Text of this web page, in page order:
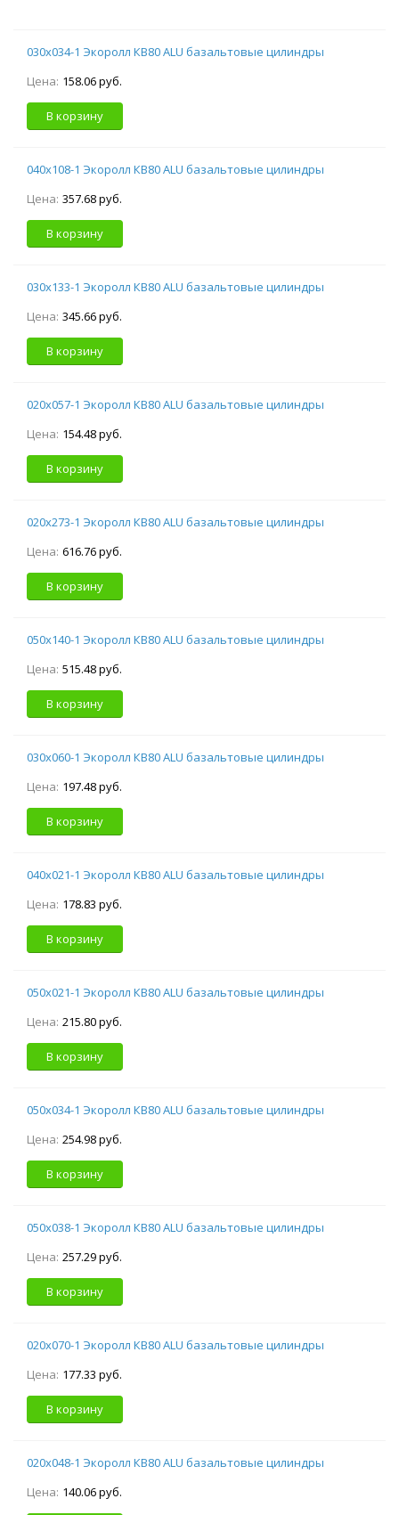
030х034-1 Экоролл КВ80 ALU базальтовые цилиндры
Цена: 158.06 руб.
В корзину
040х108-1 Экоролл КВ80 ALU базальтовые цилиндры
Цена: 357.68 руб.
В корзину
030х133-1 Экоролл КВ80 ALU базальтовые цилиндры
Цена: 345.66 руб.
В корзину
020х057-1 Экоролл КВ80 ALU базальтовые цилиндры
Цена: 154.48 руб.
В корзину
020х273-1 Экоролл КВ80 ALU базальтовые цилиндры
Цена: 616.76 руб.
В корзину
050х140-1 Экоролл КВ80 ALU базальтовые цилиндры
Цена: 515.48 руб.
В корзину
030х060-1 Экоролл КВ80 ALU базальтовые цилиндры
Цена: 197.48 руб.
В корзину
040х021-1 Экоролл КВ80 ALU базальтовые цилиндры
Цена: 178.83 руб.
В корзину
050х021-1 Экоролл КВ80 ALU базальтовые цилиндры
Цена: 215.80 руб.
В корзину
050х034-1 Экоролл КВ80 ALU базальтовые цилиндры
Цена: 254.98 руб.
В корзину
050х038-1 Экоролл КВ80 ALU базальтовые цилиндры
Цена: 257.29 руб.
В корзину
020х070-1 Экоролл КВ80 ALU базальтовые цилиндры
Цена: 177.33 руб.
В корзину
020х048-1 Экоролл КВ80 ALU базальтовые цилиндры
Цена: 140.06 руб.